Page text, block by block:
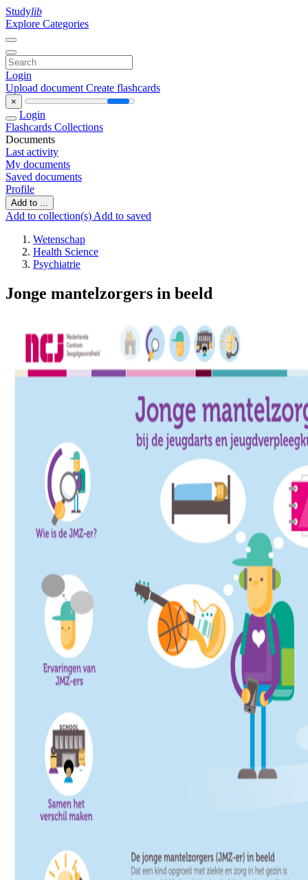
Studylib
Explore Categories
Login
Upload document Create flashcards
×
Login
Flashcards Collections
Documents
Last activity
My documents
Saved documents
Profile
Add to ...
Add to collection(s) Add to saved
Wetenschap
Health Science
Psychiatrie
Jonge mantelzorgers in beeld